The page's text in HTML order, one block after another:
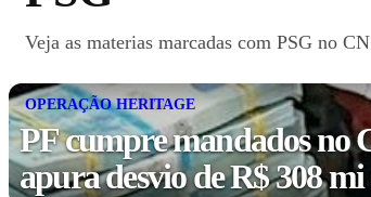
Veja as materias marcadas com PSG no
OPERAÇÃO HERITAGE
PF cumpre mandados no
apura desvio de R$ 308